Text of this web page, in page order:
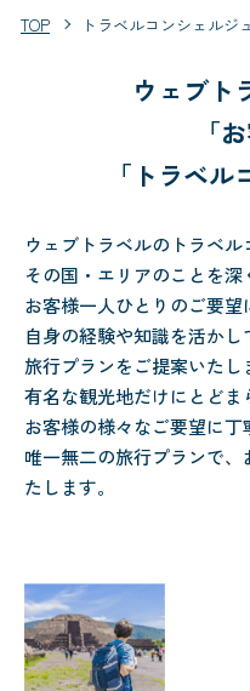
TOP トラベルコンシェルジ
ウェブト
「
「トラベル
ウェブトラベルのトラベル
その国・エリアのことを深
お客様一人ひとりのご要望
自身の経験や知識を活か
旅行プランをご提案いたし
有名な観光地だけにとどま
お客様の様々なご要望に丁
唯一無二の旅行プランで
たします。